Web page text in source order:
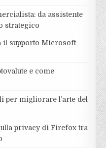
da assistente
strategico
il supporto Microsoft
e come
per migliorare l’arte del
privacy di Firefox tra